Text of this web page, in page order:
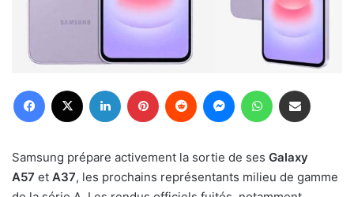
Facebook Linkedin Pinterest Reddit MessengerWhatsApp
Samsung prépare activement la sortie de ses Galaxy
A57 et A37, les prochains représentants milieu de gamme